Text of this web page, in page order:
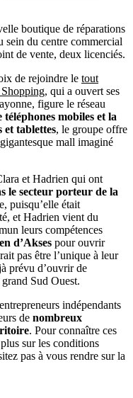
boutique de réparations
sein du centre commercial
de vente, deux licenciés.
de rejoindre le tout
, qui a ouvert ses
figure le réseau
mobiles et la
et tablettes, le groupe offre
mall imaginé
et Hadrien qui ont
le secteur porteur de la
puisqu’elle était
et Hadrien vient du
leurs compétences
d’Akses pour ouvrir
pas être l’unique à leur
prévu d’ouvrir de
Sud Ouest.
indépendants
de nombreux
. Pour connaître ces
sur les conditions
pas à vous rendre sur la